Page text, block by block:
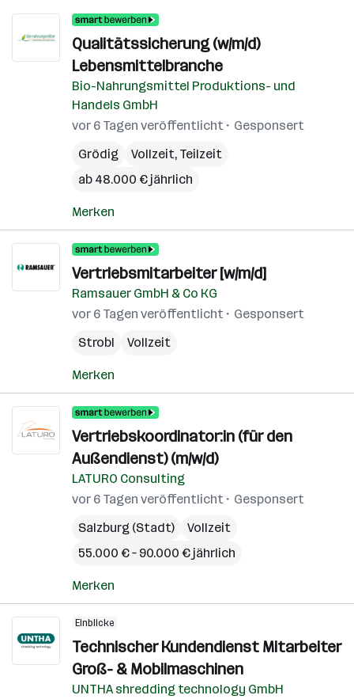
Qualitätssicherung (w/m/d)
Lebensmittelbranche
Bio-Nahrungsmittel Produktions- und
Handels GmbH
vor 6 Tagen veröffentlicht
Gesponsert
Grödig
Vollzeit, Teilzeit
ab 48.000 € jährlich
Merken
Vertriebsmitarbeiter [w/m/d]
Ramsauer GmbH & Co KG
vor 6 Tagen veröffentlicht
Gesponsert
Strobl
Vollzeit
Merken
Vertriebskoordinator:in (für den
Außendienst) (m/w/d)
LATURO Consulting
vor 6 Tagen veröffentlicht
Gesponsert
Salzburg (Stadt)
Vollzeit
55.000 € – 90.000 € jährlich
Merken
Einblicke
Technischer Kundendienst Mitarbeiter
Groß- & Mobilmaschinen
UNTHA shredding technology GmbH